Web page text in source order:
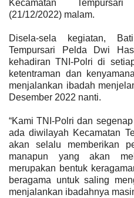
Kecamatan
(21/12/2022) malam.
Disela-sela kegiatan,
Tempursari Pelda Dwi
kehadiran TNI-Polri di
ketentraman dan
menjalankan ibadah
Desember 2022 nanti.
“Kami TNI-Polri dan
ada diwilayah Kecamatan
akan selalu memberikan
manapun yang akan
merupakan bentuk
beragama untuk saling
menjalankan ibadahnya